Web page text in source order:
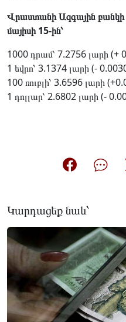
Վրաստանի Ազգային
մայիսի 15-ին՝
1000 դրամ՝ 7.2756 լարի (+
1 եվրո՝ 3.1374 լարի (-
100 ռուբլի՝ 3.6596 լարի
1 դոլլար՝ 2.6802 լարի (-
Կարդացեք նաև՝